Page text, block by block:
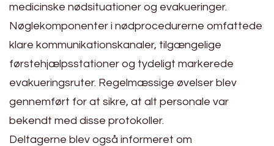
medicinske nødsituationer og evakueringer.
Nøglekomponenter i nødprocedurerne omfattede
klare kommunikationskanaler, tilgængelige
førstehjælpsstationer og tydeligt markerede
evakueringsruter. Regelmæssige øvelser blev
gennemført for at sikre, at alt personale var
bekendt med disse protokoller.
Deltagerne blev også informeret om